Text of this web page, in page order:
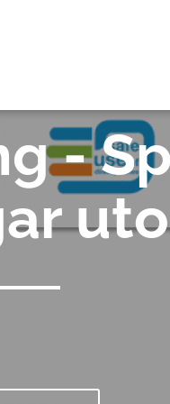
-